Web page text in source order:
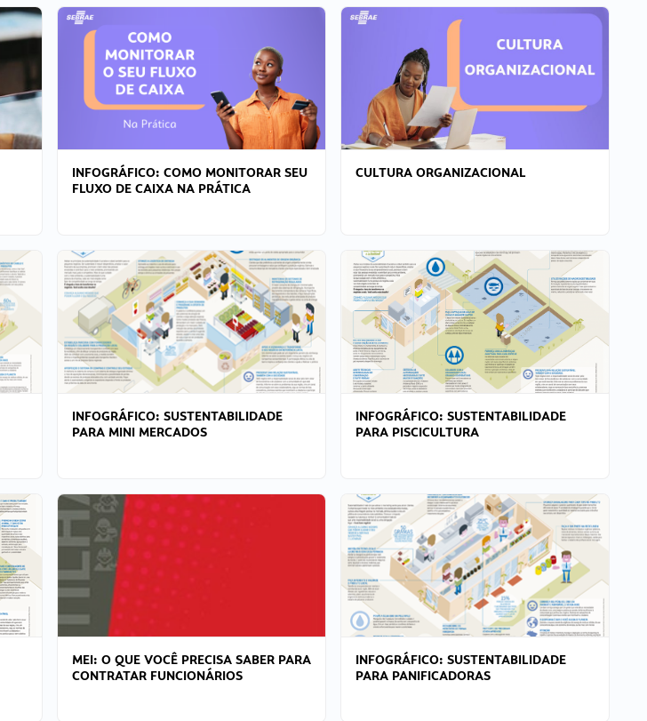
INFOGRÁFICO: COMO MONITORAR SEU
FLUXO DE CAIXA NA PRÁTICA
CULTURA ORGANIZACIONAL
INFOGRÁFICO: SUSTENTABILIDADE
PARA MINI MERCADOS
INFOGRÁFICO: SUSTENTABILIDADE
PARA PISCICULTURA
MEI: O QUE VOCÊ PRECISA SABER PARA
CONTRATAR FUNCIONÁRIOS
INFOGRÁFICO: SUSTENTABILIDADE
PARA PANIFICADORAS